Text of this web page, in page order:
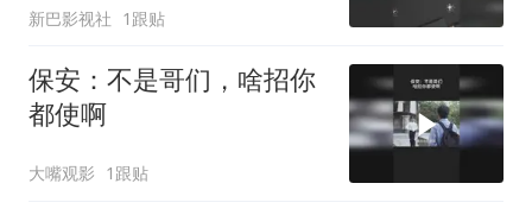
新巴影视社 1跟贴
保安：不是哥们，啥招你
都使啊
大嘴观影 1跟贴